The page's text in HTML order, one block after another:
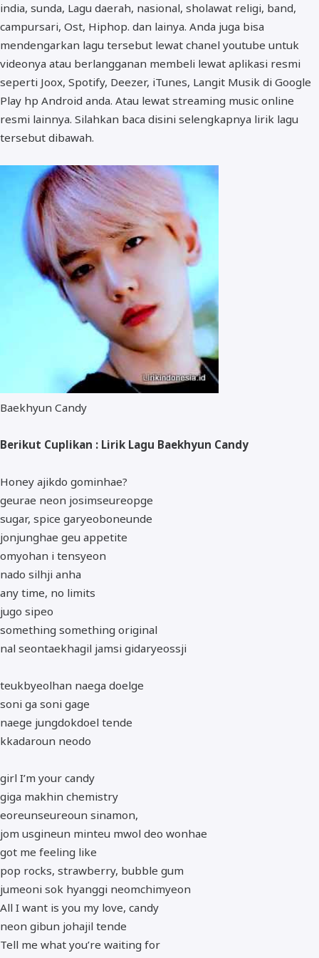
india, sunda, Lagu daerah, nasional, sholawat religi, band,
campursari, Ost, Hiphop. dan lainya. Anda juga bisa
mendengarkan lagu tersebut lewat chanel youtube untuk
videonya atau berlangganan membeli lewat aplikasi resmi
seperti Joox, Spotify, Deezer, iTunes, Langit Musik di Google
Play hp Android anda. Atau lewat streaming music online
resmi lainnya. Silahkan baca disini selengkapnya lirik lagu
tersebut dibawah.
Baekhyun Candy
Berikut Cuplikan : Lirik Lagu Baekhyun Candy
Honey ajikdo gominhae?
geurae neon josimseureopge
sugar, spice garyeoboneunde
jonjunghae geu appetite
omyohan i tensyeon
nado silhji anha
any time, no limits
jugo sipeo
something something original
nal seontaekhagil jamsi gidaryeossji
teukbyeolhan naega doelge
soni ga soni gage
naege jungdokdoel tende
kkadaroun neodo
girl I’m your candy
giga makhin chemistry
eoreunseureoun sinamon,
jom usgineun minteu mwol deo wonhae
got me feeling like
pop rocks, strawberry, bubble gum
jumeoni sok hyanggi neomchimyeon
All I want is you my love, candy
neon gibun johajil tende
Tell me what you’re waiting for